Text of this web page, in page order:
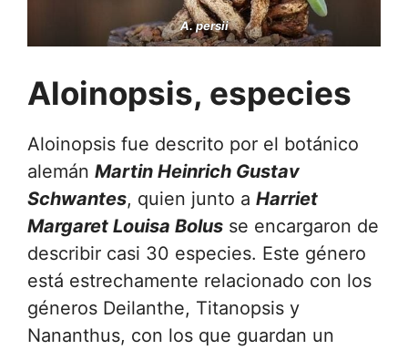
A. persii
Aloinopsis, especies
Aloinopsis fue descrito por el botánico
alemán Martin Heinrich Gustav
Schwantes, quien junto a Harriet
Margaret Louisa Bolus se encargaron de
describir casi 30 especies. Este género
está estrechamente relacionado con los
géneros Deilanthe, Titanopsis y
Nananthus, con los que guardan un